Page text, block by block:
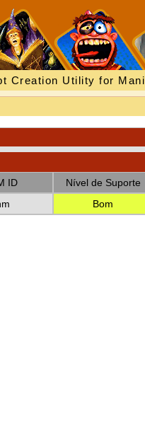
Creation Utility for
ID
Nível de Suporte
Bom